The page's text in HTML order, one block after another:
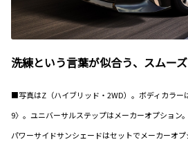
洗練という言葉が似合う、スムーズ
■写真はZ（ハイブリッド・2WD）。ボディカラー
9〉。ユニバーサルステップはメーカーオプション
パワーサイドサンシェードはセットでメーカーオプ